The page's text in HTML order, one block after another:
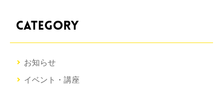
CATEGORY
お知らせ
イベント・講座